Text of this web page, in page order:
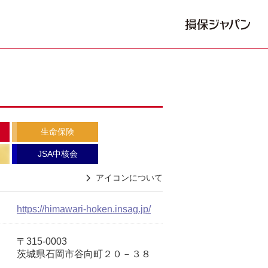
生命保険
JSA中核会
アイコンについて
https://himawari-hoken.insag.jp/
〒315-0003
茨城県石岡市谷向町２０－３８